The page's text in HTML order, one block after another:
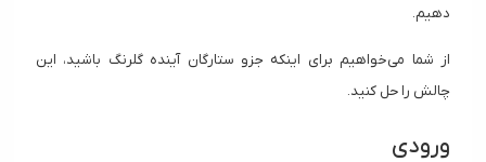
دهیم.
از شما می‌خواهیم برای اینکه جزو ستارگان آینده گلرنگ باشید، این
چالش را حل کنید.
ورودی